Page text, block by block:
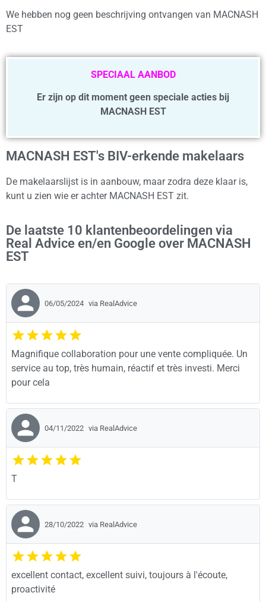
We hebben nog geen beschrijving ontvangen van MACNASH
EST
SPECIAAL AANBOD
Er zijn op dit moment geen speciale acties bij
MACNASH EST
MACNASH EST's BIV-erkende makelaars
De makelaarslijst is in aanbouw, maar zodra deze klaar is,
kunt u zien wie er achter MACNASH EST zit.
De laatste 10 klantenbeoordelingen via
Real Advice en/en Google over MACNASH
EST
06/05/2024 via RealAdvice
Magnifique collaboration pour une vente compliquée. Un
service au top, très humain, réactif et très investi. Merci
pour cela
04/11/2022 via RealAdvice
T
28/10/2022 via RealAdvice
excellent contact, excellent suivi, toujours à l'écoute,
proactivité